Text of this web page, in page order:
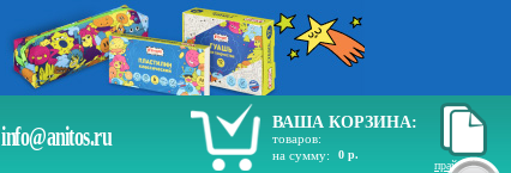
info@anitos.ru
ВАША КОРЗИНА:
товаров:
на сумму:
0 р.
прайс лист